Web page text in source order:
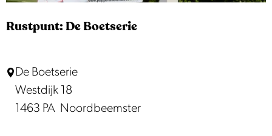
k
e
u
l
Rustpunt: De Boetserie
R De Boetserie
Westdijk 18
1463 PA Noordbeemster